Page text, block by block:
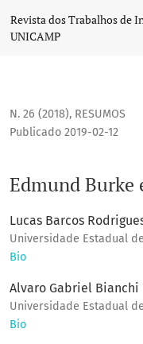
Revista dos Trabalhos de
UNICAMP
N. 26 (2018), RESUMOS
Edmund
Publicado 2019-02-12
Lucas Barcos
Universidade Estadual
Bio
Alvaro Gabriel Bianchi
Universidade Estadual
Bio